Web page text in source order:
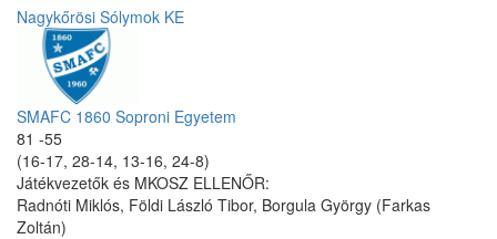
Nagykőrösi Sólymok KE
SMAFC 1860 Soproni Egyetem
81 -55
(16-17, 28-14, 13-16, 24-8)
Játékvezetők és MKOSZ ELLENŐR:
Radnóti Miklós, Földi László Tibor, Borgula György (Farkas
Zoltán)